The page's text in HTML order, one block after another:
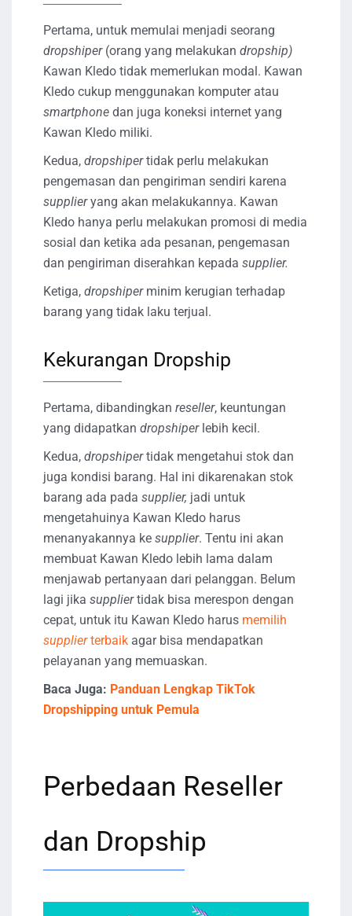
Pertama, untuk memulai menjadi seorang
dropshiper(orang yang melakukan dropship)
Kawan Kledo tidak memerlukan modal. Kawan
Kledo cukup menggunakan komputer atau
smartphone dan juga koneksi internet yang
Kawan Kledo miliki.
Kedua, dropshipertidak perlu melakukan
pengemasan dan pengiriman sendiri karena
supplieryang akan melakukannya. Kawan
Kledo hanya perlu melakukan promosi di media
sosial dan ketika ada pesanan, pengemasan
dan pengiriman diserahkan kepada supplier.
Ketiga, dropshiper minim kerugian terhadap
barang yang tidak laku terjual.
Kekurangan Dropship
Pertama, dibandingkan reseller, keuntungan
yang didapatkan dropshiper lebih kecil.
Kedua, dropshipertidak mengetahui stok dan
juga kondisi barang. Hal ini dikarenakan stok
barang ada pada supplier, jadi untuk
mengetahuinya Kawan Kledo harus
menanyakannya ke supplier. Tentu ini akan
membuat Kawan Kledo lebih lama dalam
menjawab pertanyaan dari pelanggan. Belum
lagi jika suppliertidak bisa merespon dengan
cepat, untuk itu Kawan Kledo harus memilih
supplierterbaik agar bisa mendapatkan
pelayanan yang memuaskan.
Baca Juga: Panduan Lengkap TikTok
Dropshipping untuk Pemula
Perbedaan Reseller
dan Dropship